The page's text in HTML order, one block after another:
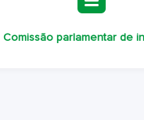
Comissão parlamentar de